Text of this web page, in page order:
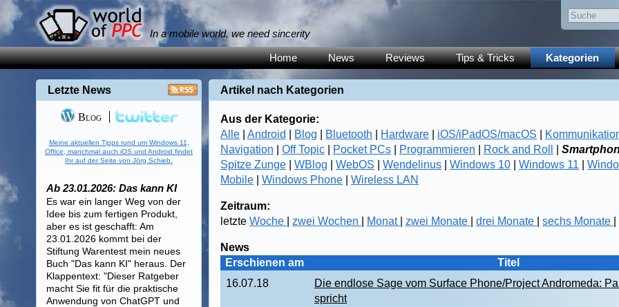
In a mobile world, we need sincerity
Home News Reviews Tips & Tricks Kategorien
Artikel nach Kategorien
Aus der Kategorie:
Alle
Android Blog Bluetooth Hardware iOS/iPadOS/macOS
Navigation
Off Topic Pocket PCs Programmieren Rock and Roll
Spitze Zunge
WBlog WebOS Wendelinus Windows 10 Windows 11
Mobile
Windows Phone Wireless LAN
Zeitraum:
letzte Woche zwei Wochen Monat zwei Monate drei Monate sechs Monate
News
Erschienen am
Titel
16.07.18
Die endlose Sage vom Surface Phone/Project Andromeda:
spricht
Letzte News
Blog
Meine aktuellen Tipps rund um Windows 11,
Office, manchmal auch iOS und Android findet
Ihr auf der Seite von Jörg Schieb.
Ab 23.01.2026: Das kann KI
Es war ein langer Weg von der
Idee bis zum fertigen Produkt,
aber es ist geschafft: Am
23.01.2026 kommt bei der
Stiftung Warentest mein neues
Buch "Das kann KI" heraus. Der
Klappentext: "Dieser Ratgeber
macht Sie fit für die praktische
Anwendung von ChatGPT und